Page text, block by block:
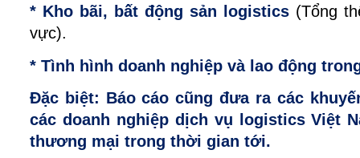
* Kho bãi, bất động sản logistics (Tổng
vực).
* Tình hình doanh nghiệp và lao động
Đặc biệt: Báo cáo cũng đưa ra các
các doanh nghiệp dịch vụ logistics Việt
thương mại trong thời gian tới.